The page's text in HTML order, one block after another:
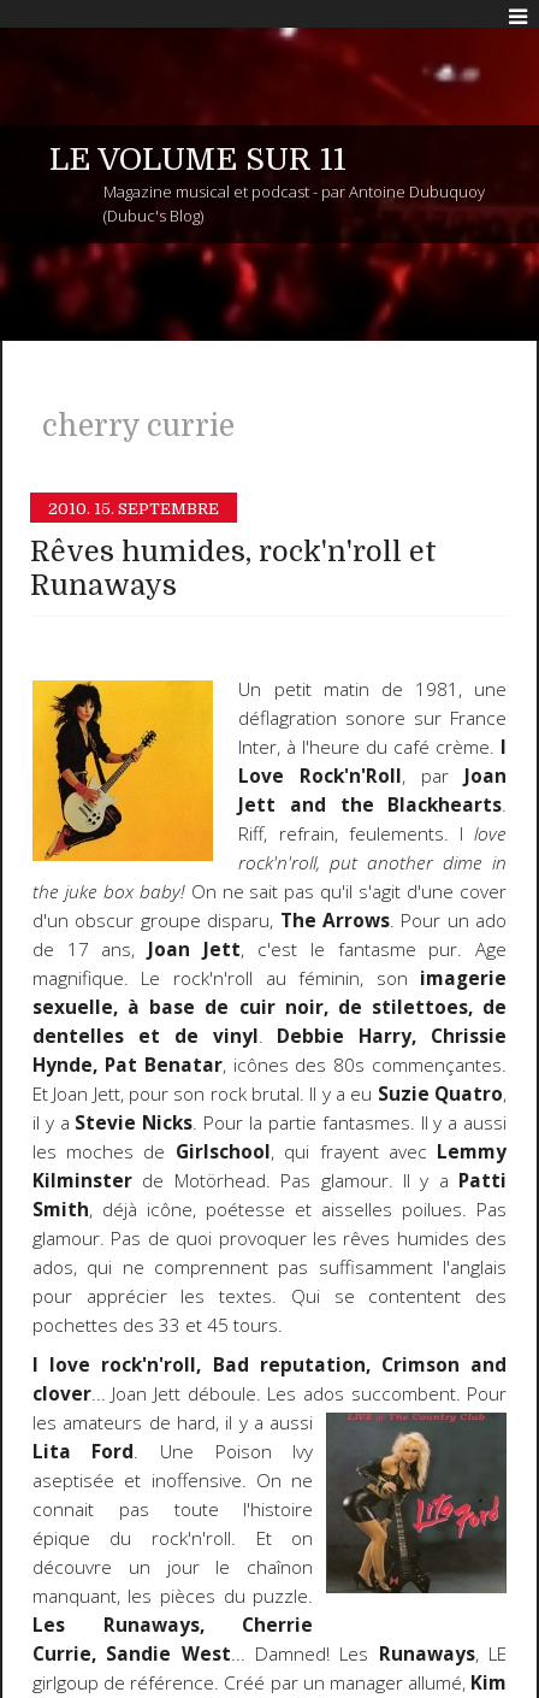
LE VOLUME SUR 11
Magazine musical et podcast - par Antoine Dubuquoy
(Dubuc's Blog)
cherry currie
2010. 15. SEPTEMBRE
Rêves humides, rock'n'roll et
Runaways
Un petit matin de 1981, une
déflagration sonore sur France
Inter, à l'heure du café crème. I
Love Rock'n'Roll, parJoan
Jett and the Blackhearts.
Riff, refrain, feulements. I love
rock'n'roll, put another dime in
the juke box baby!On ne sait pas qu'il s'agit d'une cover
d'un obscur groupe disparu, The Arrows. Pour un ado
de 17 ans,Joan Jett, c'est le fantasme pur. Age
magnifique. Le rock'n'roll au féminin, son imagerie
sexuelle, à base de cuir noir, de stilettoes, de
dentelles et de vinyl. Debbie Harry, Chrissie
Hynde, Pat Benatar, icônes des 80s commençantes.
Et Joan Jett, pour son rock brutal. Il y a eu Suzie Quatro,
il y a Stevie Nicks. Pour la partie fantasmes. Il y a aussi
les moches de Girlschool, qui frayent avec Lemmy
Kilminsterde Motörhead. Pas glamour. Il y a Patti
Smith, déjà icône, poétesse et aisselles poilues. Pas
glamour. Pas de quoi provoquer les rêves humides des
ados, qui ne comprennent pas suffisamment l'anglais
pour apprécier les textes. Qui se contentent des
pochettes des 33 et 45 tours.
I love rock'n'roll, Bad reputation, Crimson and
clover... Joan Jett déboule. Les ados succombent. Pour
les amateurs de hard, il y a aussi
Lita Ford. Une Poison Ivy
aseptisée et inoffensive. On ne
connait pas toute l'histoire
épique du rock'n'roll. Et on
découvre un jour le chaînon
manquant, les pièces du puzzle.
Les Runaways, Cherrie
Currie, Sandie West... Damned! Les Runaways, LE
girlgoup de référence. Créé par un manager allumé, Kim